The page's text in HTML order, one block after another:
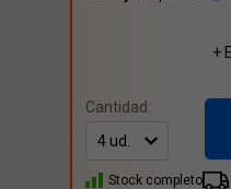
+
Cantidad:
Stock completo